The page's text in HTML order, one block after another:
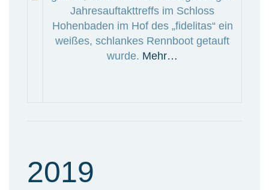
Jahresauftakttreffs im Schloss
Hohenbaden im Hof des „fidelitas“ ein
weißes, schlankes Rennboot getauft
wurde. Mehr…
2019